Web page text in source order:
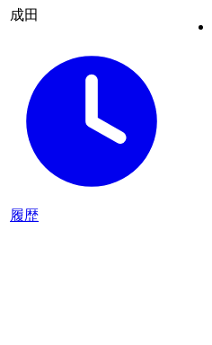
成田
履歴